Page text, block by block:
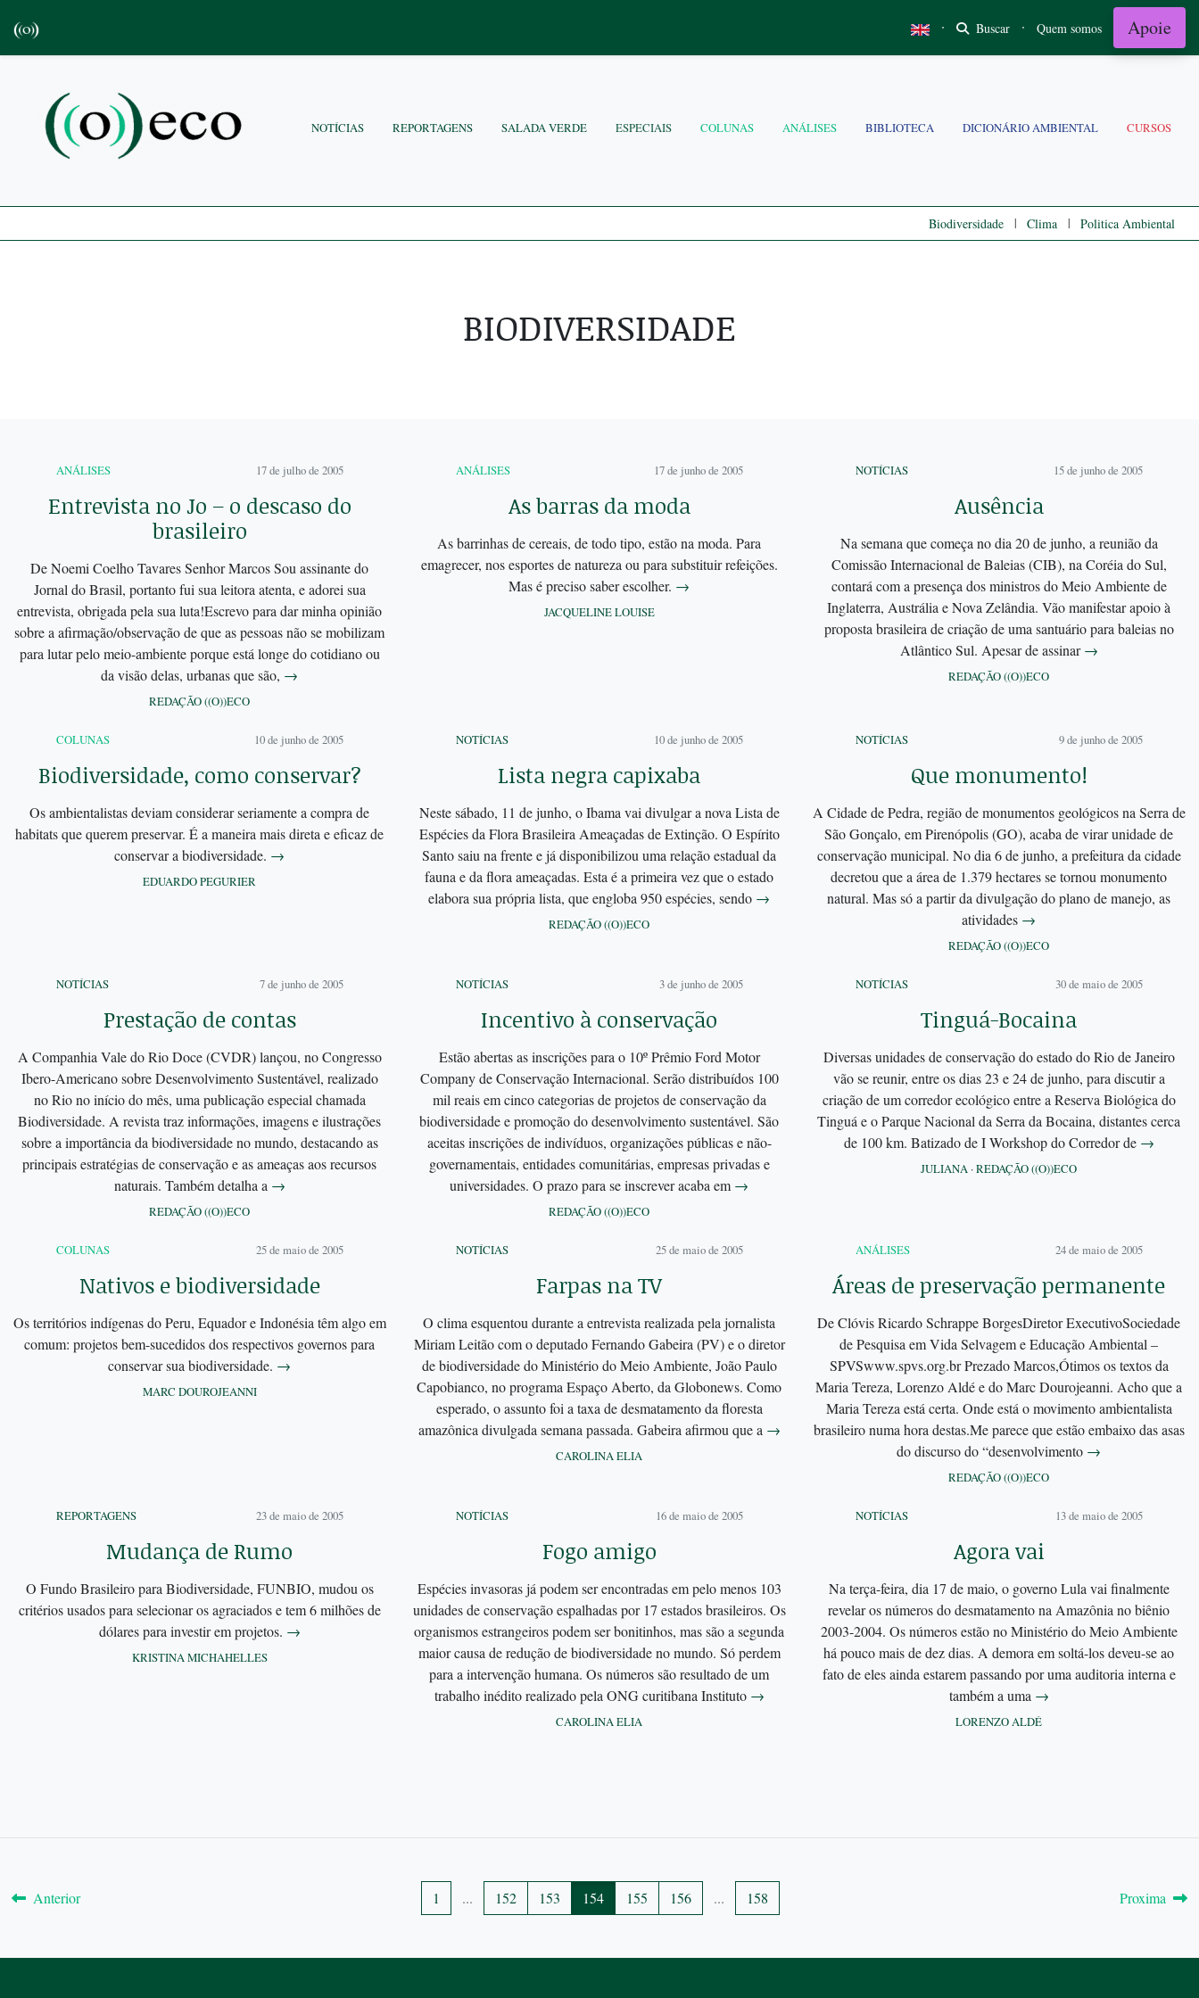
· Buscar · Quem somos Apoie
NOTÍCIAS REPORTAGENS SALADA VERDE ESPECIAIS COLUNAS ANÁLISES BIBLIOTECA DICIONÁRIO AMBIENTAL CURSOS
Biodiversidade | Clima | Politica Ambiental
BIODIVERSIDADE
ANÁLISES 17 de julho de 2005
Entrevista no Jo – o descaso do
brasileiro
De Noemi Coelho Tavares Senhor Marcos Sou assinante do
Jornal do Brasil, portanto fui sua leitora atenta, e adorei sua
entrevista, obrigada pela sua luta!Escrevo para dar minha opinião
sobre a afirmação/observação de que as pessoas não se mobilizam
para lutar pelo meio-ambiente porque está longe do cotidiano ou
da visão delas, urbanas que são, →
REDAÇÃO ((O))ECO
ANÁLISES 17 de junho de 2005
As barras da moda
As barrinhas de cereais, de todo tipo, estão na moda. Para
emagrecer, nos esportes de natureza ou para substituir refeições.
Mas é preciso saber escolher. →
JACQUELINE LOUISE
NOTÍCIAS 15 de junho de 2005
Ausência
Na semana que começa no dia 20 de junho, a reunião da
Comissão Internacional de Baleias (CIB), na Coréia do Sul,
contará com a presença dos ministros do Meio Ambiente de
Inglaterra, Austrália e Nova Zelândia. Vão manifestar apoio à
proposta brasileira de criação de uma santuário para baleias no
Atlântico Sul. Apesar de assinar→
REDAÇÃO ((O))ECO
COLUNAS 10 de junho de 2005
Biodiversidade, como conservar?
Os ambientalistas deviam considerar seriamente a compra de
habitats que querem preservar. É a maneira mais direta e eficaz de
conservar a biodiversidade. →
EDUARDO PEGURIER
NOTÍCIAS 10 de junho de 2005
Lista negra capixaba
Neste sábado, 11 de junho, o Ibama vai divulgar a nova Lista de
Espécies da Flora Brasileira Ameaçadas de Extinção. O Espírito
Santo saiu na frente e já disponibilizou uma relação estadual da
fauna e da flora ameaçadas. Esta é a primeira vez que o estado
elabora sua própria lista, que engloba 950 espécies, sendo →
REDAÇÃO ((O))ECO
NOTÍCIAS 9 de junho de 2005
Que monumento!
A Cidade de Pedra, região de monumentos geológicos na Serra de
São Gonçalo, em Pirenópolis (GO), acaba de virar unidade de
conservação municipal. No dia 6 de junho, a prefeitura da cidade
decretou que a área de 1.379 hectares se tornou monumento
natural. Mas só a partir da divulgação do plano de manejo, as
atividades →
REDAÇÃO ((O))ECO
NOTÍCIAS 7 de junho de 2005
Prestação de contas
A Companhia Vale do Rio Doce (CVDR) lançou, no Congresso
Ibero-Americano sobre Desenvolvimento Sustentável, realizado
no Rio no início do mês, uma publicação especial chamada
Biodiversidade. A revista traz informações, imagens e ilustrações
sobre a importância da biodiversidade no mundo, destacando as
principais estratégias de conservação e as ameaças aos recursos
naturais. Também detalha a →
REDAÇÃO ((O))ECO
NOTÍCIAS 3 de junho de 2005
Incentivo à conservação
Estão abertas as inscrições para o 10º Prêmio Ford Motor
Company de Conservação Internacional. Serão distribuídos 100
mil reais em cinco categorias de projetos de conservação da
biodiversidade e promoção do desenvolvimento sustentável. São
aceitas inscrições de indivíduos, organizações públicas e não-
governamentais, entidades comunitárias, empresas privadas e
universidades. O prazo para se inscrever acaba em →
REDAÇÃO ((O))ECO
NOTÍCIAS 30 de maio de 2005
Tinguá-Bocaina
Diversas unidades de conservação do estado do Rio de Janeiro
vão se reunir, entre os dias 23 e 24 de junho, para discutir a
criação de um corredor ecológico entre a Reserva Biológica do
Tinguá e o Parque Nacional da Serra da Bocaina, distantes cerca
de 100 km. Batizado de I Workshop do Corredor de →
JULIANA ·REDAÇÃO ((O))ECO
COLUNAS 25 de maio de 2005
Nativos e biodiversidade
Os territórios indígenas do Peru, Equador e Indonésia têm algo em
comum: projetos bem-sucedidos dos respectivos governos para
conservar sua biodiversidade. →
MARC DOUROJEANNI
NOTÍCIAS 25 de maio de 2005
Farpas na TV
O clima esquentou durante a entrevista realizada pela jornalista
Miriam Leitão com o deputado Fernando Gabeira (PV) e o diretor
de biodiversidade do Ministério do Meio Ambiente, João Paulo
Capobianco, no programa Espaço Aberto, da Globonews. Como
esperado, o assunto foi a taxa de desmatamento da floresta
amazônica divulgada semana passada. Gabeira afirmou que a →
CAROLINA ELIA
ANÁLISES 24 de maio de 2005
Áreas de preservação permanente
De Clóvis Ricardo Schrappe BorgesDiretor ExecutivoSociedade
de Pesquisa em Vida Selvagem e Educação Ambiental –
SPVSwww.spvs.org.br Prezado Marcos,Ótimos os textos da
Maria Tereza, Lorenzo Aldé e do Marc Dourojeanni. Acho que a
Maria Tereza está certa. Onde está o movimento ambientalista
brasileiro numa hora destas.Me parece que estão embaixo das asas
do discurso do “desenvolvimento →
REDAÇÃO ((O))ECO
REPORTAGENS 23 de maio de 2005
Mudança de Rumo
O Fundo Brasileiro para Biodiversidade, FUNBIO, mudou os
critérios usados para selecionar os agraciados e tem 6 milhões de
dólares para investir em projetos. →
KRISTINA MICHAHELLES
NOTÍCIAS 16 de maio de 2005
Fogo amigo
Espécies invasoras já podem ser encontradas em pelo menos 103
unidades de conservação espalhadas por 17 estados brasileiros. Os
organismos estrangeiros podem ser bonitinhos, mas são a segunda
maior causa de redução de biodiversidade no mundo. Só perdem
para a intervenção humana. Os números são resultado de um
trabalho inédito realizado pela ONG curitibana Instituto →
CAROLINA ELIA
NOTÍCIAS 13 de maio de 2005
Agora vai
Na terça-feira, dia 17 de maio, o governo Lula vai finalmente
revelar os números do desmatamento na Amazônia no biênio
2003-2004. Os números estão no Ministério do Meio Ambiente
há pouco mais de dez dias. A demora em soltá-los deveu-se ao
fato de eles ainda estarem passando por uma auditoria interna e
também a uma →
LORENZO ALDÉ
Anterior 1 ... 152 153 154 155 156 ... 158 Proxima